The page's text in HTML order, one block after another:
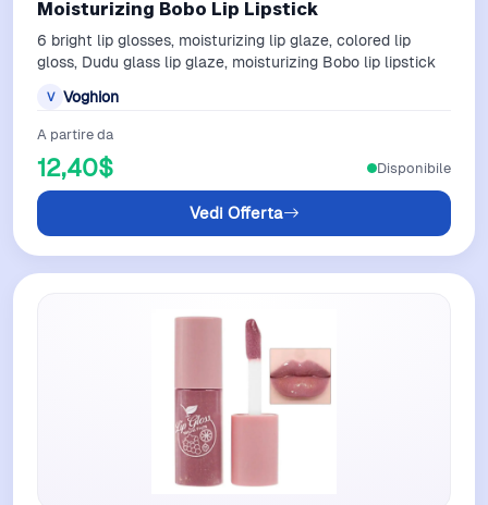
Moisturizing Bobo Lip Lipstick
6 bright lip glosses, moisturizing lip glaze, colored lip
gloss, Dudu glass lip glaze, moisturizing Bobo lip lipstick
V Voghion
A partire da
12,40$
Vedi Offerta
Disponibile